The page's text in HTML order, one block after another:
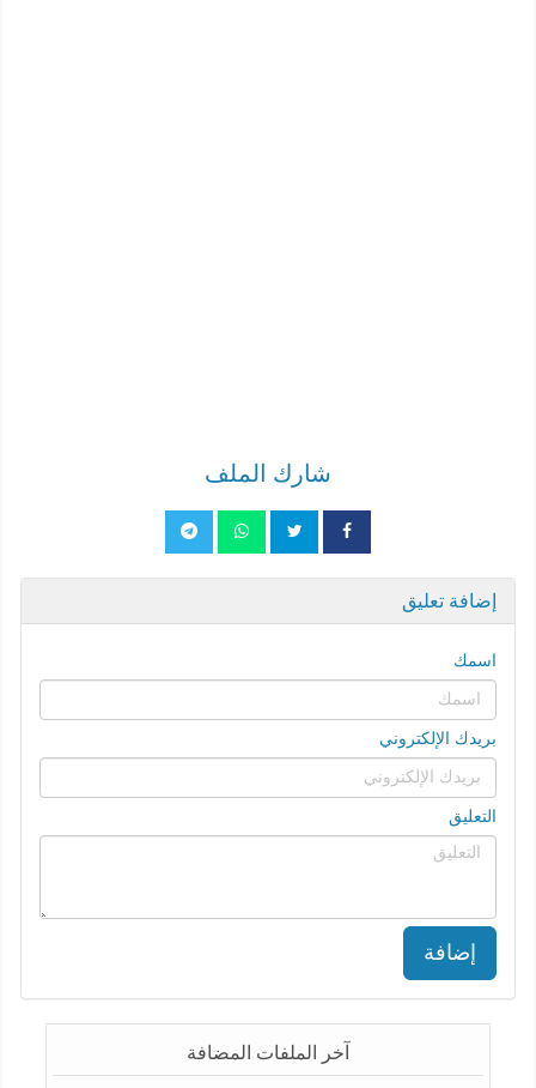
شارك الملف
إضافة تعليق
اسمك
بريدك الإلكتروني
التعليق
إضافة
آخر الملفات المضافة